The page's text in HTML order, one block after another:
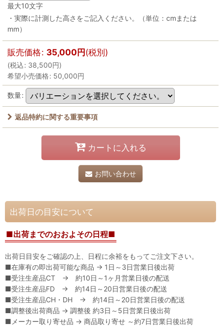
最大10文字
・実際に計測した高さをご記入ください。（単位：cmまたは
mm）
販売価格: 35,000円(税別)
(税込: 38,500円)
希望小売価格: 50,000円
数量:
返品特約に関する重要事項
カートに入れる
お問い合わせ
出荷日の目安について
■出荷までのおおよその日程■
出荷日目安をご確認の上、日程に余裕をもってご注文下さい。
■在庫有の即出荷可能な商品 → 1日～3日営業日後出荷
■受注生産品CT → 約10日～1ヶ月営業日後の配送
■受注生産品FD → 約14日～20日営業日後の配送
■受注生産品CH・DH → 約14日～20日営業日後の配送
■調整後出荷商品 → 調整後 約3日～5日営業日後出荷
■メーカー取り寄せ品 → 商品取り寄せ ～約7日営業日後出荷